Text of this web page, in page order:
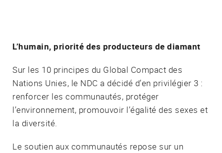
L’humain, priorité des producteurs de diamant
Sur les 10 principes du Global Compact des
Nations Unies, le NDC a décidé d’en privilégier 3 :
renforcer les communautés, protéger
l’environnement, promouvoir l’égalité des sexes et
la diversité.
Le soutien aux communautés repose sur un